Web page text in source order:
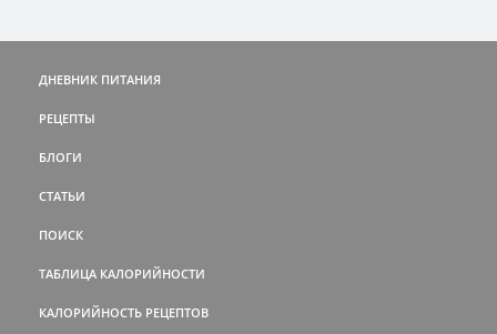
ДНЕВНИК ПИТАНИЯ
РЕЦЕПТЫ
БЛОГИ
СТАТЬИ
ПОИСК
ТАБЛИЦА КАЛОРИЙНОСТИ
КАЛОРИЙНОСТЬ РЕЦЕПТОВ